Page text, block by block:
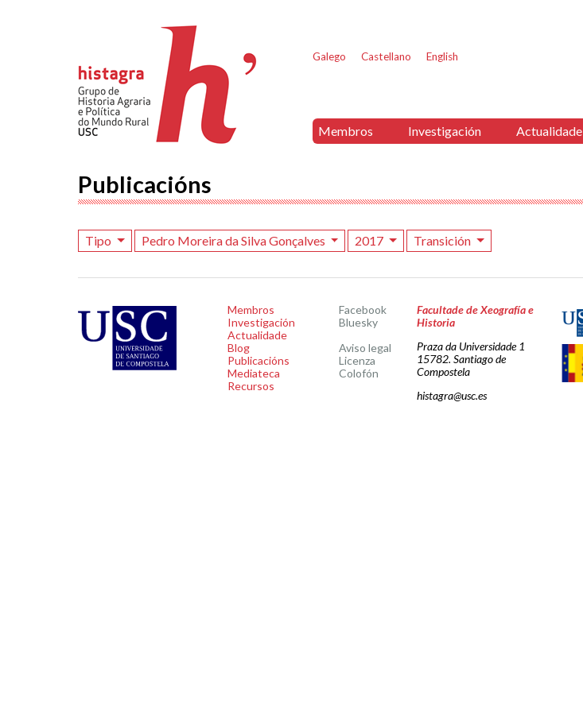
Galego Castellano English
Membros Investigación Actualidade
Publicacións
Tipo Pedro Moreira da Silva Gonçalves 2017 Transición
Membros
Investigación
Actualidade
Blog
Publicacións
Mediateca
Recursos
Facebook
Bluesky
Aviso legal
Licenza
Colofón
Facultade de Xeografía e
Historia
Praza da Universidade 1
15782. Santiago de
Compostela
histagra@usc.es